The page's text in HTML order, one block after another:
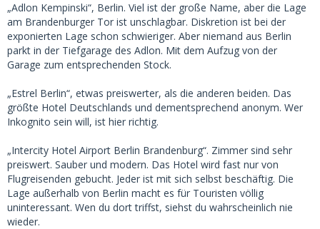
„Adlon Kempinski“, Berlin. Viel ist der große Name, aber die Lage
am Brandenburger Tor ist unschlagbar. Diskretion ist bei der
exponierten Lage schon schwieriger. Aber niemand aus Berlin
parkt in der Tiefgarage des Adlon. Mit dem Aufzug von der
Garage zum entsprechenden Stock.
„Estrel Berlin“, etwas preiswerter, als die anderen beiden. Das
größte Hotel Deutschlands und dementsprechend anonym. Wer
Inkognito sein will, ist hier richtig.
„Intercity Hotel Airport Berlin Brandenburg“. Zimmer sind sehr
preiswert. Sauber und modern. Das Hotel wird fast nur von
Flugreisenden gebucht. Jeder ist mit sich selbst beschäftig. Die
Lage außerhalb von Berlin macht es für Touristen völlig
uninteressant. Wen du dort triffst, siehst du wahrscheinlich nie
wieder.